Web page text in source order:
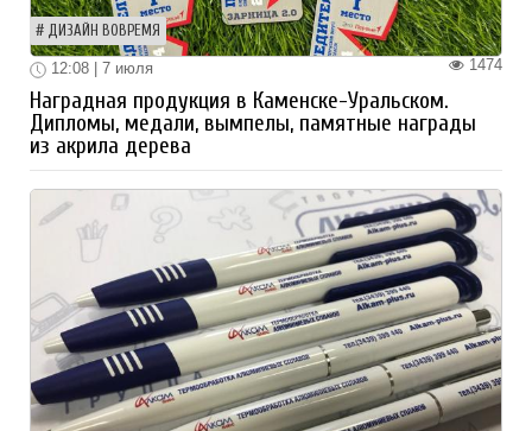
ДИЗАЙН ВОВРЕМЯ
1474
12:08 | 7 июля
Наградная продукция в Каменске-Уральском.
Дипломы, медали, вымпелы, памятные награды
из акрила дерева